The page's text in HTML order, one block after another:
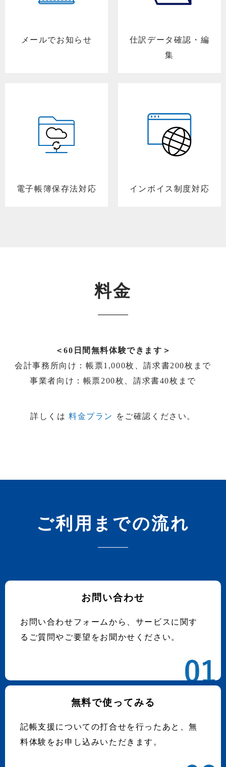
メールでお知らせ
仕訳データ確認・編
集
電子帳簿保存法対応 インボイス制度対応
料金
＜60日間無料体験できます＞
会計事務所向け：帳票1,000枚、請求書200枚まで
事業者向け：帳票200枚、請求書40枚まで
詳しくは 料金プラン をご確認ください。
ご利用までの流れ
お問い合わせ
お問い合わせフォームから、サービスに関す
るご質問やご要望をお聞かせください。
無料で使ってみる
記帳支援についての打合せを行ったあと、無
料体験をお申し込みいただきます。